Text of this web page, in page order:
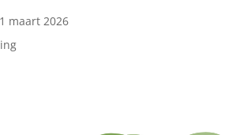
maart 2026